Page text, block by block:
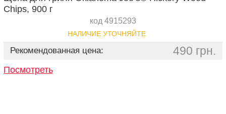
Chips, 900 г
код 4915293
НАЛИЧИЕ УТОЧНЯЙТЕ
Рекомендованная цена: 490 грн.
Посмотреть